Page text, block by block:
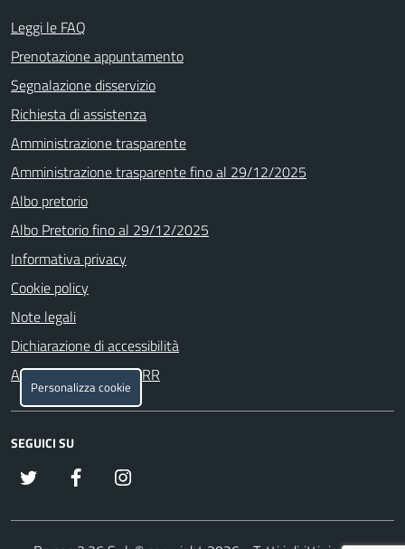
Leggi le FAQ
Prenotazione appuntamento
Segnalazione disservizio
Richiesta di assistenza
Amministrazione trasparente
Amministrazione trasparente fino al 29/12/2025
Albo pretorio
Albo Pretorio fino al 29/12/2025
Informativa privacy
Cookie policy
Note legali
Dichiarazione di accessibilità
Attuazione misure PNRR
SEGUICI SU
Facebook
Personalizza cookie